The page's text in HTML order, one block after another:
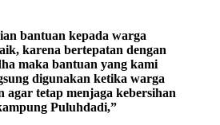
bantuan kepada warga
karena bertepatan dengan
maka bantuan yang kami
digunakan ketika warga
agar tetap menjaga kebersihan
Puluhdadi,”